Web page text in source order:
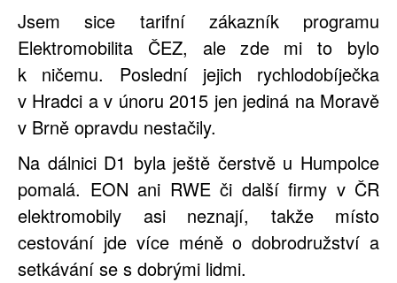
Jsem sice tarifní zákazník programu
Elektromobilita ČEZ, ale zde mi to bylo
k ničemu. Poslední jejich rychlodobíječka
v Hradci a v únoru 2015 jen jediná na Moravě
v Brně opravdu nestačily.
Na dálnici D1 byla ještě čerstvě u Humpolce
pomalá. EON ani RWE či další firmy v ČR
elektromobily asi neznají, takže místo
cestování jde více méně o dobrodružství a
setkávání se s dobrými lidmi.